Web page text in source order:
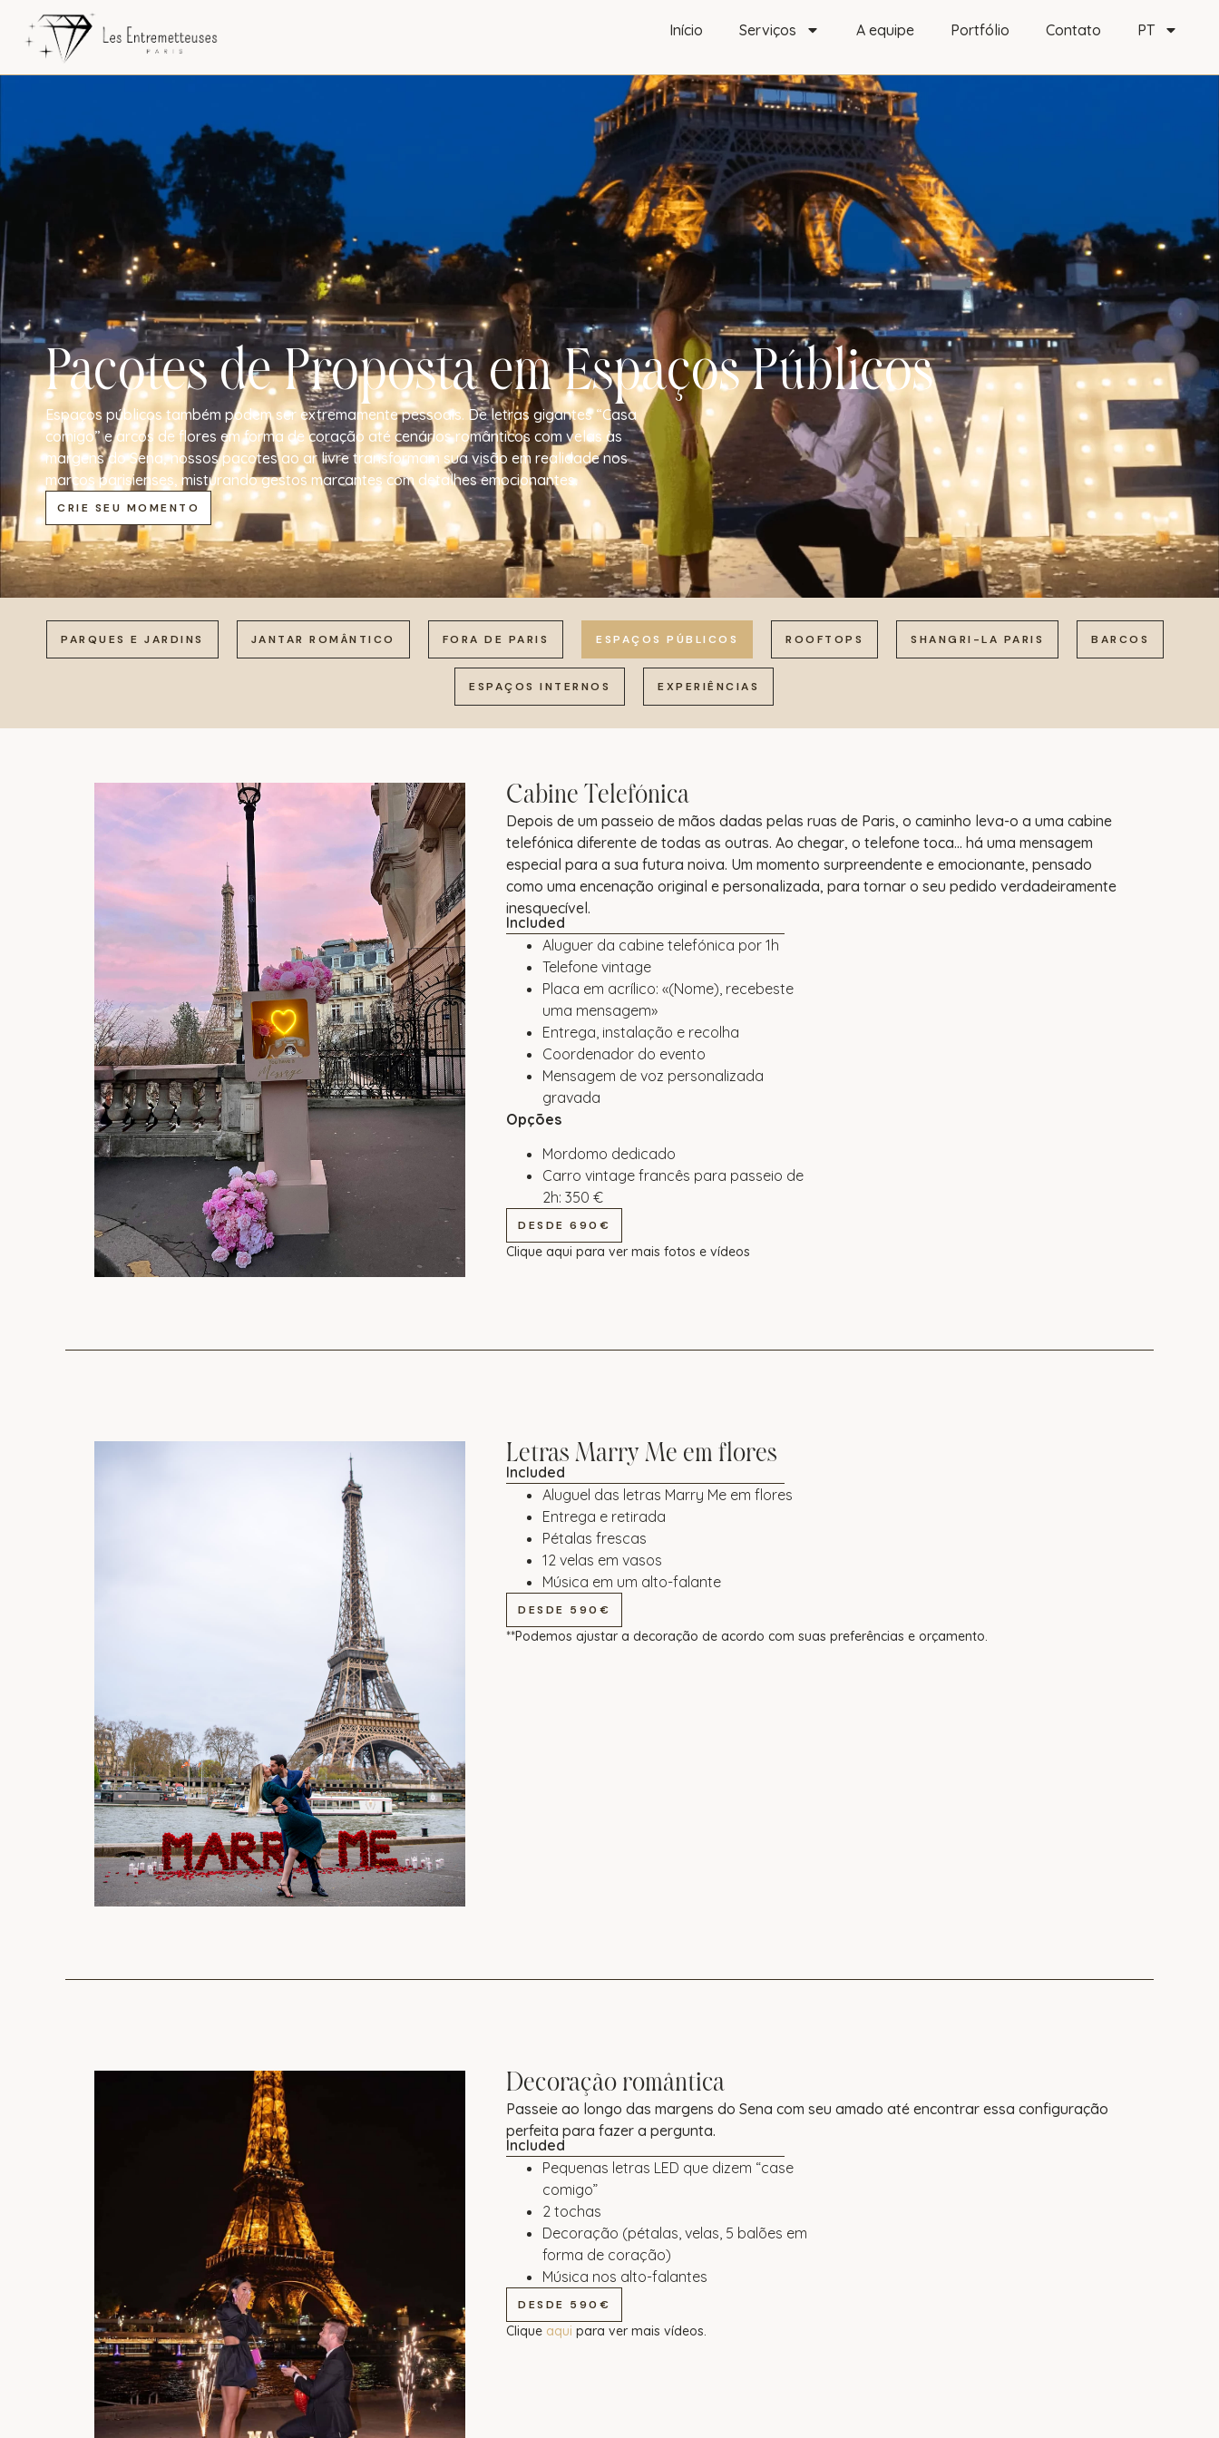
conteúdo
Início Serviços A equipe Portfólio Contato PT
Pacotes de Proposta em Espaços Públicos
Espaços públicos também podem ser extremamente pessoais. De letras gigantes “Casa
comigo” e arcos de flores em forma de coração até cenários românticos com velas às
margens do Sena, nossos pacotes ao ar livre transformam sua visão em realidade nos
marcos parisienses, misturando gestos marcantes com detalhes emocionantes.
CRIE SEU MOMENTO
PARQUES E JARDINS JANTAR ROMÂNTICO FORA DE PARIS ESPAÇOS PÚBLICOS ROOFTOPS SHANGRI-LA PARIS BARCOS
ESPAÇOS INTERNOS EXPERIÊNCIAS
Cabine Telefónica
Depois de um passeio de mãos dadas pelas ruas de Paris, o caminho leva-o a uma cabine
telefónica diferente de todas as outras. Ao chegar, o telefone toca… há uma mensagem
especial para a sua futura noiva. Um momento surpreendente e emocionante, pensado
como uma encenação original e personalizada, para tornar o seu pedido verdadeiramente
inesquecível.
Included
Aluguer da cabine telefónica por 1h
Telefone vintage
Placa em acrílico: «(Nome), recebeste
uma mensagem»
Entrega, instalação e recolha
Coordenador do evento
Mensagem de voz personalizada
gravada
Opções
Mordomo dedicado
Carro vintage francês para passeio de
2h: 350 €
DESDE 690€
Clique aqui para ver mais fotos e vídeos
Letras Marry Me em flores
Included
Aluguel das letras Marry Me em flores
Entrega e retirada
Pétalas frescas
12 velas em vasos
Música em um alto-falante
DESDE 590€
**Podemos ajustar a decoração de acordo com suas preferências e orçamento.
Decoração romântica
Passeie ao longo das margens do Sena com seu amado até encontrar essa configuração
perfeita para fazer a pergunta.
Included
Pequenas letras LED que dizem “case
comigo”
2 tochas
Decoração (pétalas, velas, 5 balões em
forma de coração)
Música nos alto-falantes
DESDE 590€
Clique aqui para ver mais vídeos.